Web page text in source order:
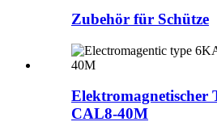
Zubehör für Schütze
Elektromagnetischer
CAL8-40M